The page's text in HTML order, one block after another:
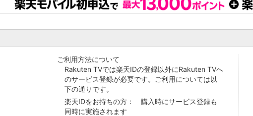
ご利用方法について
Rakuten TVでは楽天IDの登録以外にRakuten TVへ
のサービス登録が必要です。ご利用については以
下の通りです。
楽天IDをお持ちの方： 購入時にサービス登録も
同時に実施されます